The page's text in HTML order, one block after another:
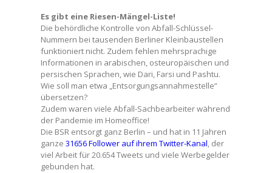
Es gibt eine Riesen-Mängel-Liste!
Die behördliche Kontrolle von Abfall-Schlüssel-
Nummern bei tausenden Berliner Kleinbaustellen
funktioniert nicht. Zudem fehlen mehrsprachige
Informationen in arabischen, osteuropäischen und
persischen Sprachen, wie Dari, Farsi und Pashtu.
Wie soll man etwa „Entsorgungsannahmestelle“
übersetzen?
Zudem waren viele Abfall-Sachbearbeiter während
der Pandemie im Homeoffice!
Die BSR entsorgt ganz Berlin – und hat in 11 Jahren
ganze31656 Follower auf ihrem Twitter-Kanal, der
viel Arbeit für 20.654 Tweets und viele Werbegelder
gebunden hat.